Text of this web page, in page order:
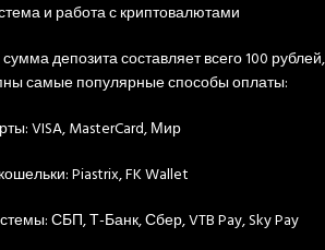
и работа с криптовалютами
депозита составляет всего 100
самые популярные способы оплаты:
VISA, MasterCard, Мир
Piastrix, FK Wallet
СБП, Т-Банк, Сбер, VTB Pay, Sky Pay